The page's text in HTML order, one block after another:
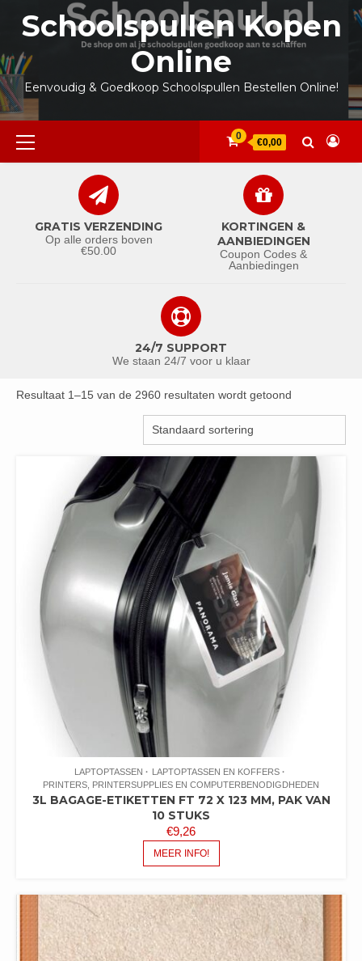
inhoud
Schoolspullen Kopen
Online
Eenvoudig & Goedkoop Schoolspullen Bestellen Online!
Primair
menu
0
€0,00
GRATIS VERZENDING
Op alle orders boven
€50.00
KORTINGEN &
AANBIEDINGEN
Coupon Codes &
Aanbiedingen
24/7 SUPPORT
We staan 24/7 voor u klaar
Resultaat 1–15 van de 2960 resultaten wordt getoond
LAPTOPTASSEN
LAPTOPTASSEN EN KOFFERS
PRINTERS, PRINTERSUPPLIES EN COMPUTERBENODIGDHEDEN
3L BAGAGE-ETIKETTEN FT 72 X 123 MM, PAK VAN
10 STUKS
€9,26
MEER INFO!